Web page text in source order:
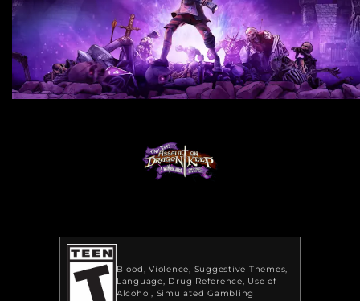
Blood Violence Suggestive Themes
Language
Drug Reference
Use of
Alcohol Simulated Gambling